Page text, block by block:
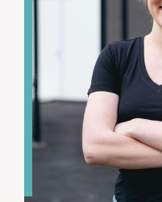
omvat
verbeteren van
middel van
Met zijn aanpak
dagelijks
te verbeteren.